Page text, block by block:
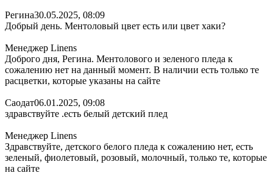
Регина30.05.2025, 08:09
Добрый день. Ментоловый цвет есть или цвет хаки?
Менеджер Linens
Доброго дня, Регина. Ментолового и зеленого пледа к
сожалению нет на данный момент. В наличии есть только те
расцветки, которые указаны на сайте
Саодат06.01.2025, 09:08
здравствуйте .есть белый детский плед
Менеджер Linens
Здравствуйте, детского белого пледа к сожалению нет, есть
зеленый, фиолетовый, розовый, молочный, только те, которые
на сайте